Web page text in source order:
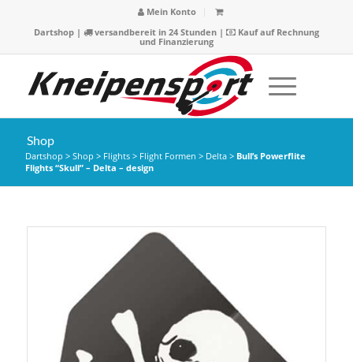
Mein Konto
Dartshop| versandbereit in 24 Stunden |
Kauf auf Rechnung
und Finanzierung
Shop
Dartshop > Shop > Flights> Flight Formen > Delta> Bull’s Powerflite
Flights “Skull” – Delta – design